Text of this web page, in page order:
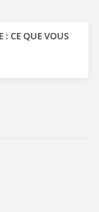
: CE QUE VOUS